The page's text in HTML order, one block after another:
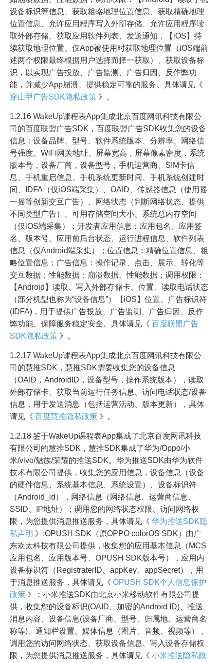
设备标识等信息、获取粗略地理位置信息、获取精确地理
位置信息、允许应用程序写入外部存储、允许应用程序读
取外部存储、获取应用软件列表、发送通知，【iOS】持
续获取地理位置、仅App被使用时获取地理位置（iOS端前
述两个权限最终根据用户选择而择一获取）、获取设备标
识，以实现广告投放、广告监测、广告归因、反作弊功
能，并减少App崩溃、提供稳定可靠的服务。具体请见《
穿山甲广告SDK隐私政策 》。
1.2.16 WakeUp课程表App集成北京百度网讯科技有限公
司的百度联盟广告SDK，百度联盟广告SDK收集您的设备
信息：设备品牌、型号、软件系统版本、分辨率、网络信
号强度、WiFi网关地址、屏幕宽高，屏幕像素密度，系统
版本号，设备厂商，设备型号，手机运营商、SIM卡信
息、手机重启信息、手机系统更新时间、手机系统创建时
间、IDFA（仅iOS端采集）、OAID、传感器信息（使用摇
一摇等创新交互广告）、网络状态（判断网络状态、提供
不同类型广告）、可用存储空间大小、系统总内存空间
（仅iOS端采集）；开发者应用信息：应用包名、应用签
名、版本号、应用前后台状态、运行进程信息、软件列表
信息（仅Android端采集）；位置信息：精确位置信息、粗
略位置信息；广告信息：操作记录、点击、展示、转化等
交互数据；性能数据：崩溃数据、性能数据；调用权限：
【Android】读取、写入外部存储卡、位置、读取电话状态
（部分机型也称为“设备信息”）【iOS】位置、广告标识符
(IDFA)，用于提供广告投放、广告监测、广告归因、反作
弊功能、保障服务稳定安全。具体请见《 百度联盟广告
SDK隐私政策 》。
1.2.17 WakeUp课程表App集成北京百度网讯科技有限公
司的慧推SDK，慧推SDK需要收集您的设备信息
（OAID，AndroidID，设备型号，操作系统版本），读取
外部存储卡、获取当前运行任务信息、访问电话状态/设备
信息，用于发送消息（包括运营活动、版本更新），具体
请见《 百度慧推隐私政策 》。
1.2.18 鉴于WakeUp课程表App集成了北京百度网讯科技
有限公司的慧推SDK，慧推SDK集成了华为/Oppo/小
米/vivo/魅族/荣耀的推送SDK。华为推送SDK由华为软件
技术有限公司提供，收集您的应用信息，设备信息（设备
的硬件信息、系统基本信息、系统设置）、设备标识符
（Android_id），网络信息（网络信息、运营商信息、
SSID、IP地址）；调用您的网络状态权限、访问网络权
限，为您提供消息推送服务，具体请见《 华为推送SDK隐
私声明 》;OPUSH SDK（原OPPO colorOS SDK）由广
东欢太科技有限公司提供，收集您的应用基本信息（MCS
应用包名、应用版本号、OPUSH SDK版本号），应用内
设备标识符（RegistraterID、appKey、appSecret），用
于消息推送服务，具体请见《 OPUSH SDK个人信息保护
政策 》；小米推送SDK由北京小米移动软件有限公司提
供，收集您的设备标识(OAID、加密的Android ID)、推送
消息内容、设备信息(设备厂商、型号、归属地、运营商名
称等)、通知栏设置、媒体信息（图片、音频、视频等），
调用您的访问网络状态、获取设备信息、写入设备存储权
限，为您提供消息推送服务，具体请见《 小米推送隐私政